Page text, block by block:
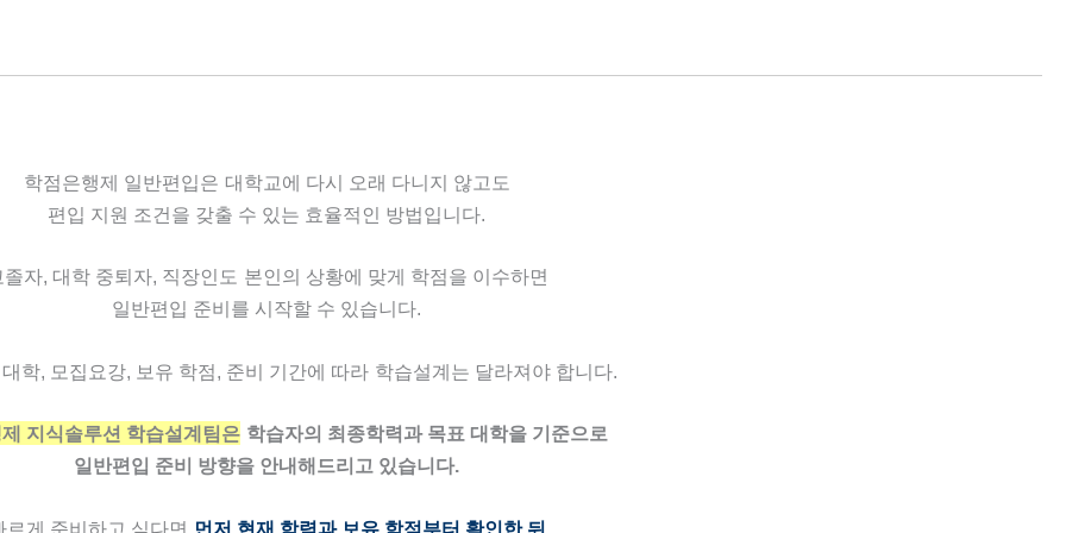
학점은행제 일반편입은 대학교에 다시 오래 다니지 않고도
편입 지원 조건을 갖출 수 있는 효율적인 방법입니다.
졸자, 대학 중퇴자, 직장인도 본인의 상황에 맞게 학점을 이수하면
일반편입 준비를 시작할 수 있습니다.
학, 모집요강, 보유 학점, 준비 기간에 따라 학습설계는 달라져야 합니다.
지식솔루션 학습설계팀은 학습자의 최종학력과 목표 대학을 기준으로
일반편입 준비 방향을 안내해드리고 있습니다.
르게 준비하고 싶다면 먼저 현재 학력과 보유 학점부터 확인한 뒤